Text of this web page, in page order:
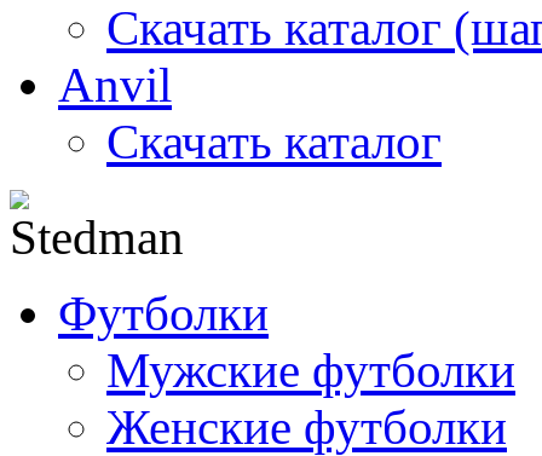
Скачать каталог
Anvil
Скачать каталог
Футболки
Мужские футболки
Женские футболки